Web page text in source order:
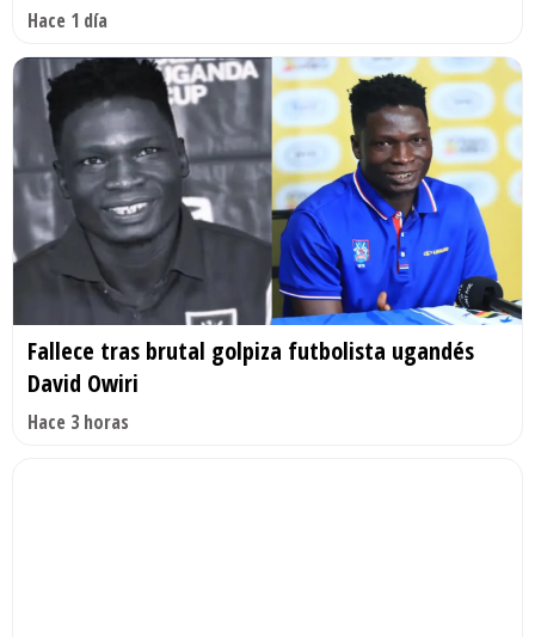
Hace 1 día
Fallece tras brutal golpiza futbolista ugandés
David Owiri
Hace 3 horas